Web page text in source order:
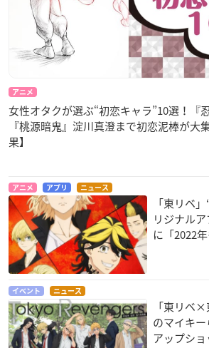
アニメ
女性オタクが選ぶ“初恋キャラ”10選！『
『桃源暗鬼』淀川真澄まで初恋泥棒が大
果】
アニメ アプリ ニュース
「東リベ
リジナル
に「2022
イベント ニュース
「東リベ
のマイキ
アップシ